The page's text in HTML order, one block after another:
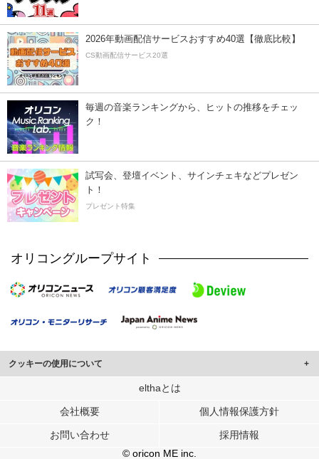
2026年動画配信サービスおすすめ40選【徹底比較】
CS動画配信サービス20選
毎週の音楽ランキングから、ヒットの推移をチェッ
ク！
試写会、登壇イベント、サインチェキなどプレゼン
ト！
プレゼント特集
オリコングループサイト
クッキーの使用について
このサイトでは Cookie を使用して、ユーザーに合わせたコンテンツや広告の
行っています。
メディアや広告配信、データ解析の各パートナーに提供しています。
elthaとは
会社概要 個人情報保護方針
お問い合わせ
採用情報
© oricon ME inc.